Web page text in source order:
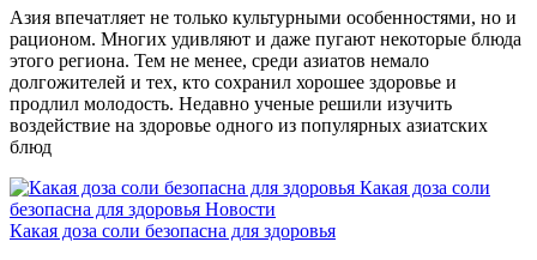
Азия впечатляет не только культурными особенностями, но и
рационом. Многих удивляют и даже пугают некоторые блюда
этого региона. Тем не менее, среди азиатов немало
долгожителей и тех, кто сохранил хорошее здоровье и
продлил молодость. Недавно ученые решили изучить
воздействие на здоровье одного из популярных азиатских
блюд
Какая доза соли
безопасна для здоровья Новости
Какая доза соли безопасна для здоровья